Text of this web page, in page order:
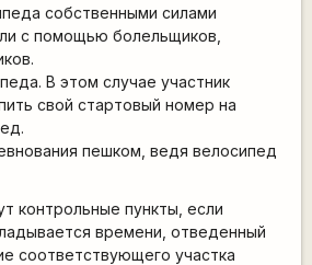
собственными силами
с помощью болельщиков,
В этом случае участник
свой стартовый номер на
пешком, ведя велосипед
контрольные пункты, если
времени, отведенный
соответствующего участка